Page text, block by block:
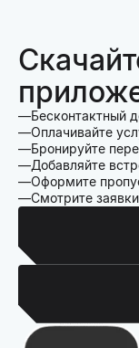
Бесконтактный
Оплачивайте
Бронируйте
Добавляйте
Оформите
Смотрите